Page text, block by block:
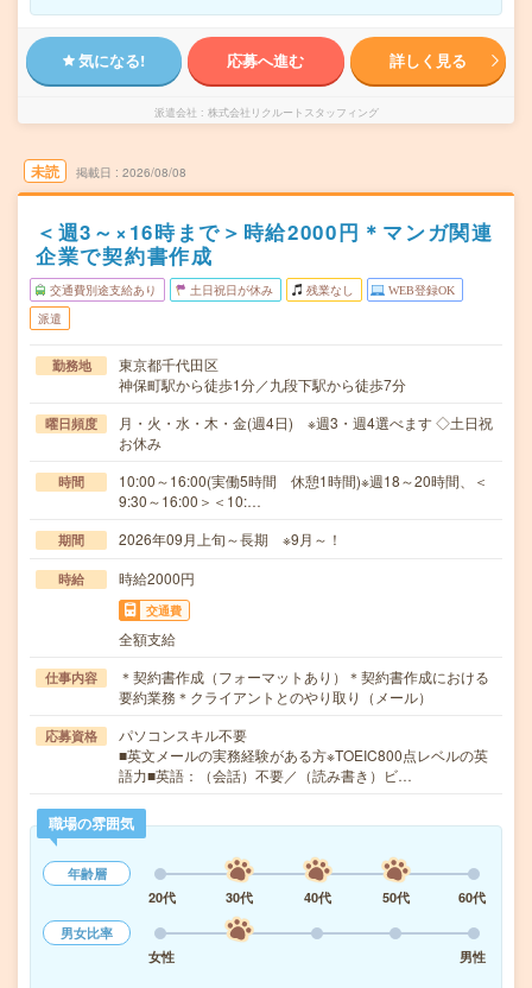
気になる! 応募へ進む 詳しく見る
派遣会社 株式会社リクルートスタッフィング
未読 掲載日 2026/08/08
＜週3～×16時まで＞時給2000円＊マンガ関連
企業で契約書作成
交通費別途支給あり 土日祝日が休み 残業なし WEB登録OK
派遣
勤務地
東京都千代田区
神保町駅から徒歩1分／九段下駅から徒歩7分
曜日頻度
月・火・水・木・金(週4日) ※週3・週4選べます ◇土日祝
お休み
時間
10:00～16:00(実働5時間 休憩1時間)※週18～20時間、＜
9:30～16:00＞＜10:…
期間 2026年09月上旬～長期 ※9月～！
時給 時給2000円
交通費
全額支給
仕事内容
＊契約書作成（フォーマットあり）＊契約書作成における
要約業務＊クライアントとのやり取り（メール）
応募資格
パソコンスキル不要
■英文メールの実務経験がある方※TOEIC800点レベルの英
語力■英語：（会話）不要／（読み書き）ビ…
職場の雰囲気
年齢層
20代
30代 40代 50代
60代
男女比率
女性
男性